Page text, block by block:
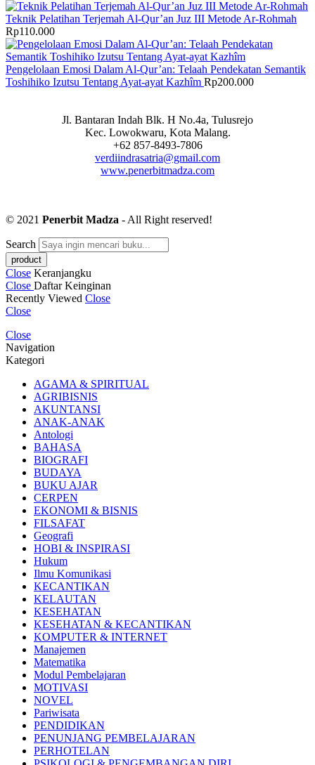
Teknik Pelatihan Terjemah Al-Qur’an Juz III Metode Ar-Rohmah
Rp110.000
Pengelolaan Emosi Dalam Al-Qur’an: Telaah Pendekatan Semantik
Toshihiko Izutsu Tentang Ayat-ayat Kazhîm Rp200.000
Jl. Bantaran Indah Blk. H No.4a, Tulusrejo
Kec. Lowokwaru, Kota Malang.
+62 857-8493-7806
verdiindrasatria@gmail.com
www.penerbitmadza.com
© 2021 Penerbit Madza - All Right reserved!
Search
Close Keranjangku
Close Daftar Keinginan
Recently Viewed Close
Close
Close
Navigation
Kategori
AGAMA & SPIRITUAL
AGRIBISNIS
AKUNTANSI
ANAK-ANAK
Antologi
BAHASA
BIOGRAFI
BUDAYA
BUKU AJAR
CERPEN
EKONOMI & BISNIS
FILSAFAT
Geografi
HOBI & INSPIRASI
Hukum
Ilmu Komunikasi
KECANTIKAN
KELAUTAN
KESEHATAN
KESEHATAN & KECANTIKAN
KOMPUTER & INTERNET
Manajemen
Matematika
Modul Pembelajaran
MOTIVASI
NOVEL
Pariwisata
PENDIDIKAN
PENUNJANG PEMBELAJARAN
PERHOTELAN